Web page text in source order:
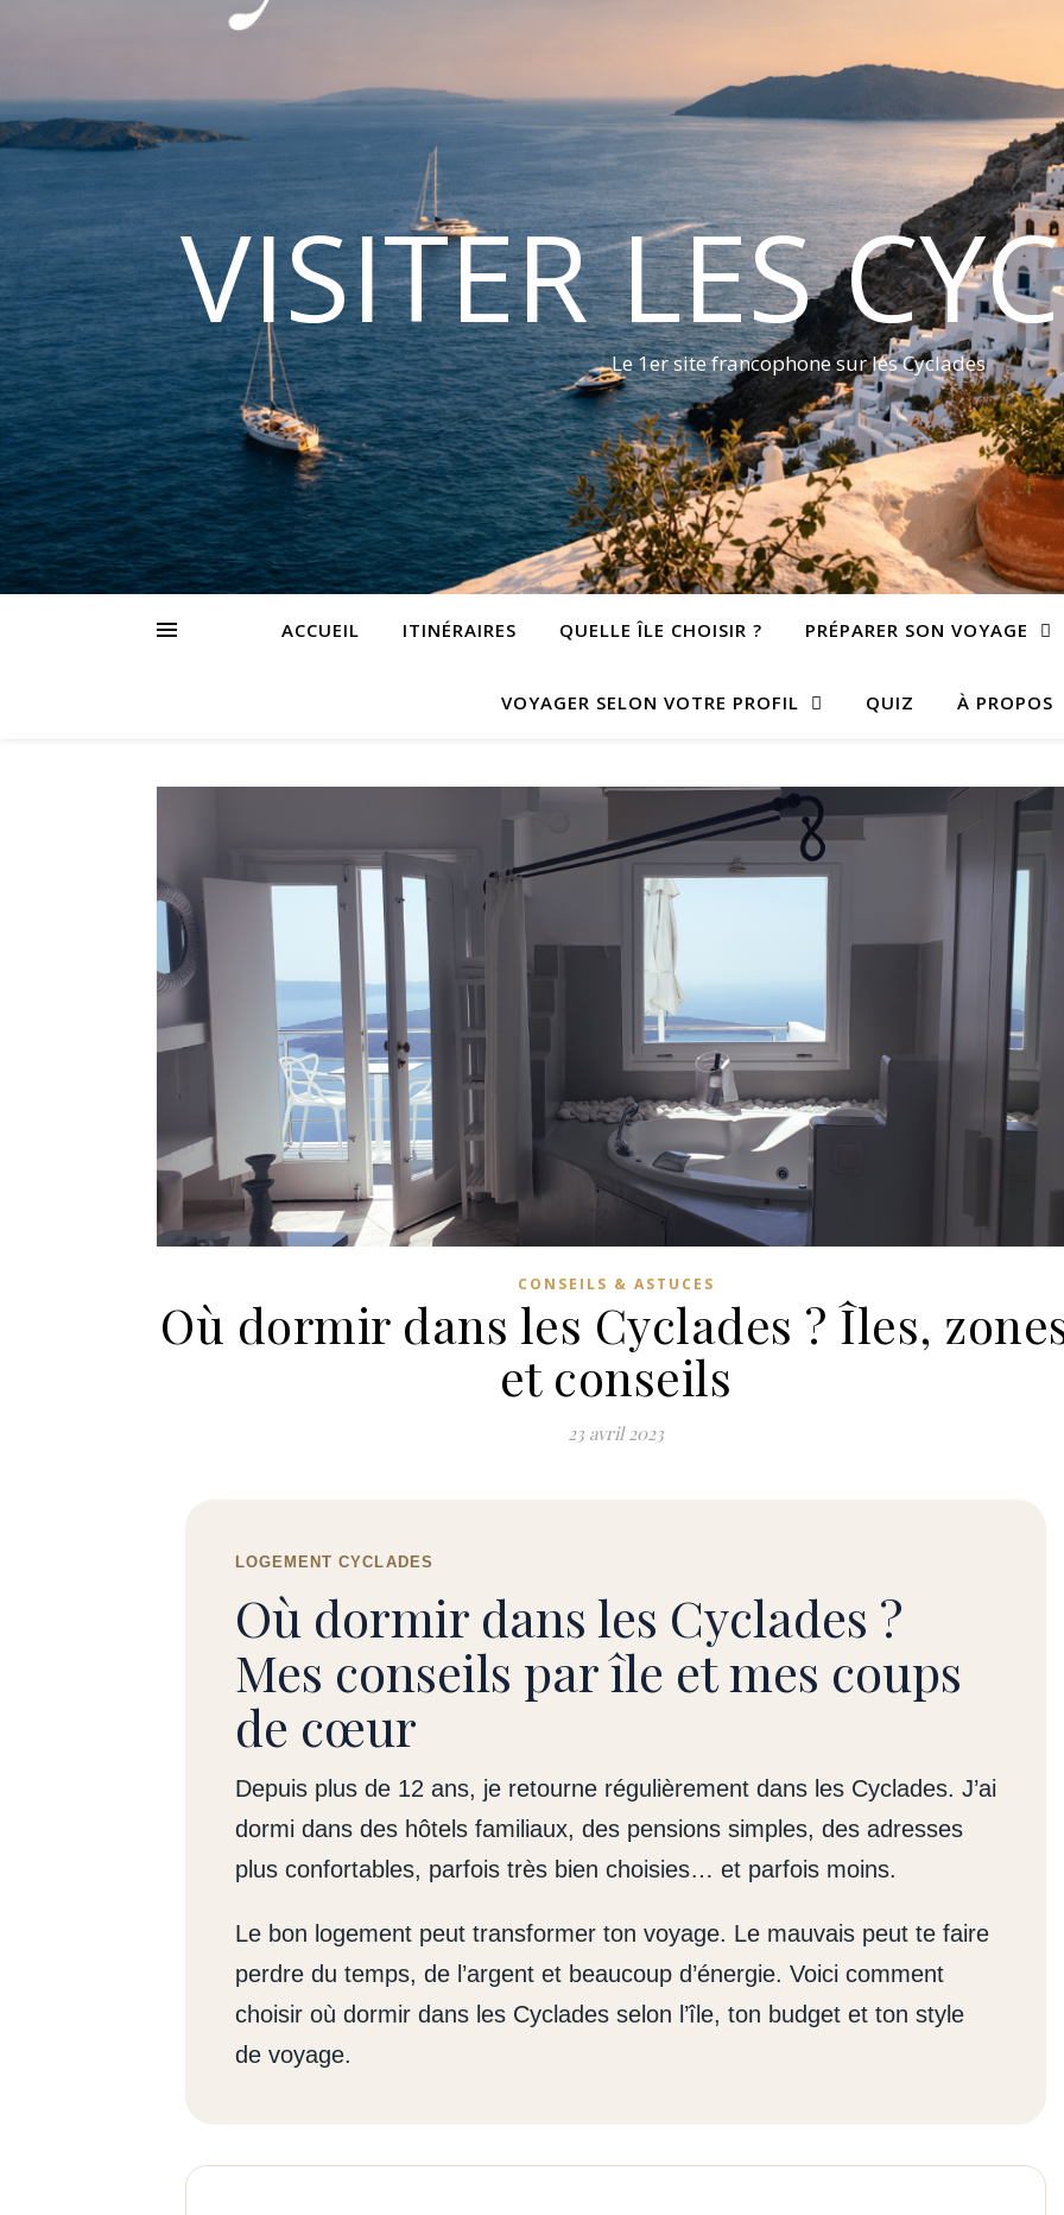
VISITER LES
Le 1er site francophone sur les Cyclades
ACCUEIL ITINÉRAIRES QUELLE ÎLE CHOISIR ? PRÉPARER SON VOYAGE
VOYAGER SELON VOTRE PROFIL QUIZ À PROPOS
CONSEILS & ASTUCES
Où dormir dans les Cyclades ? Îles,
et conseils
23 avril 2023
LOGEMENT CYCLADES
Où dormir dans les Cyclades ?
Mes conseils par île et mes coups
de cœur
Depuis plus de 12 ans, je retourne régulièrement dans les Cyclades. J’ai
dormi dans des hôtels familiaux, des pensions simples, des adresses
plus confortables, parfois très bien choisies… et parfois moins.
Le bon logement peut transformer ton voyage. Le mauvais peut te faire
perdre du temps, de l’argent et beaucoup d’énergie. Voici comment
choisir où dormir dans les Cyclades selon l’île, ton budget et ton style
de voyage.